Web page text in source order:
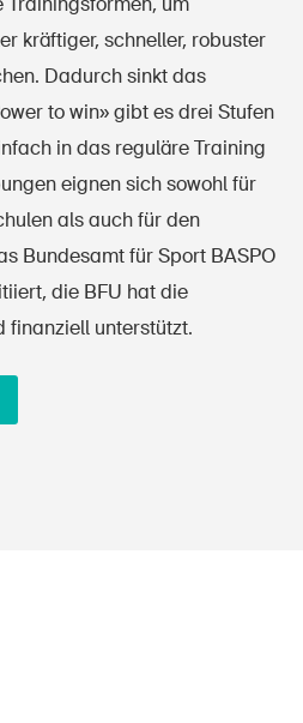
kräftiger, schneller, robuster
Dadurch sinkt das
to win» gibt es drei Stufen
in das reguläre Training
eignen sich sowohl für
als auch für den
Bundesamt für Sport BASPO
die BFU hat die
finanziell unterstützt.